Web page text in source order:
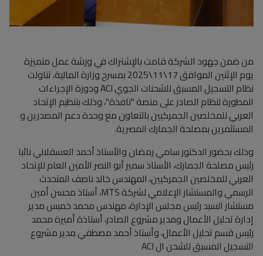
من ضمن جهود الشركة قامت بالإشتراك في ورشة عمل متميزة
يوم الإثنين الموافق 17\11\2025 بمسرح وزارة المالية، تناولت
نظام التسجيل المسبق للشحنات الجوي ACI ودورة الإجراءات
المطورة لنظام الصادر على منصة "نافذة"، وذلك بتنظيم الإتحاد
العربي للمخلصين الجمركيين بالتعاون مع وحدة دعم المصدرين و
المستثمرين بمصلحة الجمارك المصرية.
وذلك بحضور الدكتور سامي رمضان والأستاذ أحمد العسقلاني نائبا
رئيس مصلحة الجمارك، الأستاذ سمير أبو النصر الأمين العام للإتحاد
العربي للمخلصين الجمركيين، المهندس خالد ناصف المتحدث
الرسمي والمستشار الإعلامي لشركة MTS، أستاذ محسن أمين
مستشار السيد رئيس مجلس الإدارة، مهندس محمد خميس مدير
إدارة تحليل الأعمال ومدير مشروع الصادر، أستاذة أميرة محمد
رئيس قسم تحليل الأعمال، وأستاذ أحمد مصطفي مدير مشروع
التسجيل المسبق للشحن ال ACI